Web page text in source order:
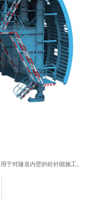
于对隧道内壁的砼衬砌施工。